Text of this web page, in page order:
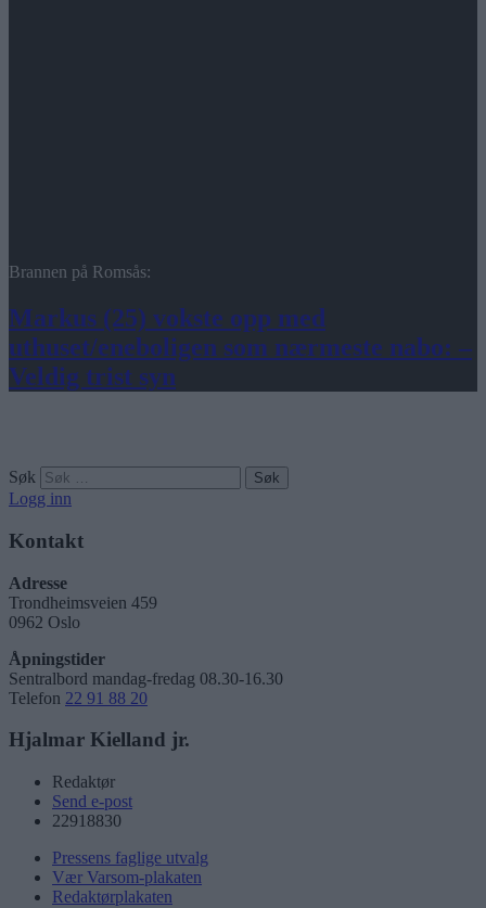
Brannen på Romsås:
Markus (25) vokste opp med
uthuset/eneboligen som nærmeste nabo: –
Veldig trist syn
Søk
Logg inn
Kontakt
Adresse
Trondheimsveien 459
0962 Oslo
Åpningstider
Sentralbord mandag-fredag 08.30-16.30
Telefon 22 91 88 20
Hjalmar Kielland jr.
Redaktør
Send e-post
22918830
Pressens faglige utvalg
Vær Varsom-plakaten
Redaktørplakaten